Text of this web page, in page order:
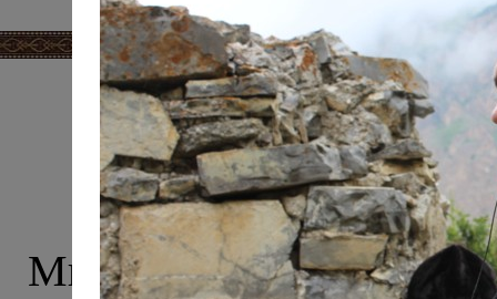
КАВКАЗ, О
Мы привыкли